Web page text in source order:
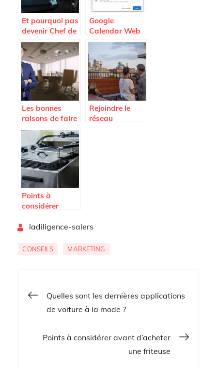
Et pourquoi pas
devenir Chef de
sa propre
entreprise ?
Google
Calendar Web
facilite-t-il la
creation
d’evenements
robustes ?
Les bonnes
raisons de faire
appel a un
avocat
d’affaires
Rejoindre le
réseau
Points à
considérer
une friteuse
ladiligence-salers
CONSEILS MARKETING
Navigation
Quelles sont les dernières applications
de voiture à la mode ?
Points à considérer avant d’acheter
une friteuse